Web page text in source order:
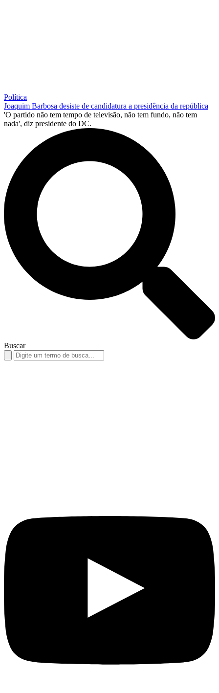
Política
Joaquim Barbosa desiste de candidatura a presidência da república
'O partido não tem tempo de televisão, não tem fundo, não tem
nada', diz presidente do DC.
Buscar
Search
for: